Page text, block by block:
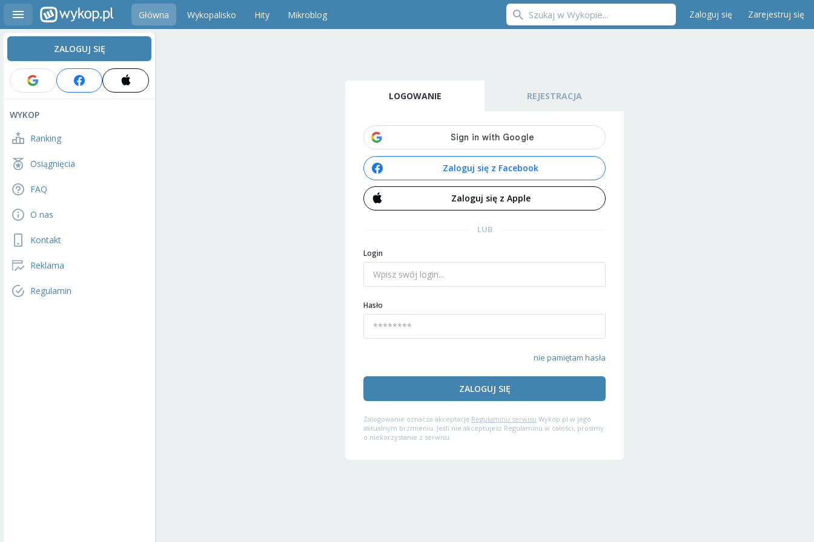
Główna Wykopalisko Hity Mikroblog Zaloguj się Zarejestruj się
ZALOGUJ SIĘ
WYKOP
Ranking
Osiągnięcia
FAQ
O nas
Kontakt
Reklama
Regulamin
LOGOWANIE REJESTRACJA
Zaloguj się z Facebook
Zaloguj się z Apple
LUB
Login
Hasło
nie pamiętam hasła
ZALOGUJ SIĘ
Zalogowanie oznacza akceptację Regulaminu serwisu Wykop.pl w jego
aktualnym brzmieniu. Jeśli nie akceptujesz Regulaminu w całości, prosimy
o niekorzystanie z serwisu.